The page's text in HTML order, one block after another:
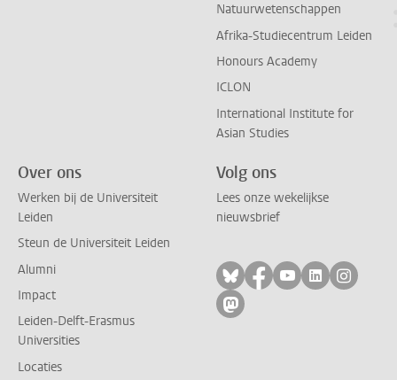
Natuurwetenschappen
Afrika-Studiecentrum Leiden
Honours Academy
ICLON
International Institute for
Asian Studies
Over ons
Werken bij de Universiteit
Leiden
Steun de Universiteit Leiden
Alumni
Impact
Leiden-Delft-Erasmus
Universities
Locaties
Volg ons
Lees onze wekelijkse
nieuwsbrief
Volg ons op bluesky
Volg ons op
Volg ons op
Volg ons
Volg
Volg ons op mastodon